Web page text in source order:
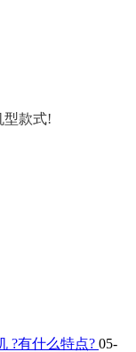
型款式!
?有什么特点? 05-